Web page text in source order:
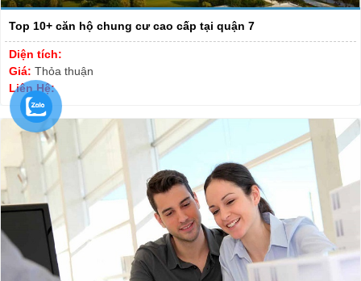
Top 10+ căn hộ chung cư cao cấp tại quận 7
Diện tích:
Giá: Thỏa thuận
Liên Hệ: